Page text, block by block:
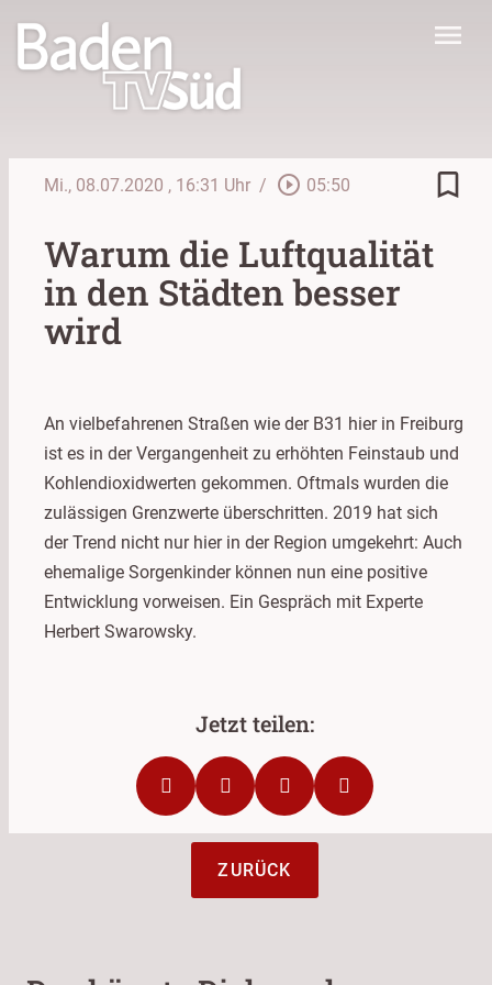
menu
Mi., 08.07.2020 , 16:31 Uhr / play_circle_outline 05:50 bookmark_border
Warum die Luftqualität
in den Städten besser
wird
An vielbefahrenen Straßen wie der B31 hier in Freiburg
ist es in der Vergangenheit zu erhöhten Feinstaub und
Kohlendioxidwerten gekommen. Oftmals wurden die
zulässigen Grenzwerte überschritten. 2019 hat sich
der Trend nicht nur hier in der Region umgekehrt: Auch
ehemalige Sorgenkinder können nun eine positive
Entwicklung vorweisen. Ein Gespräch mit Experte
Herbert Swarowsky.
ZURÜCK